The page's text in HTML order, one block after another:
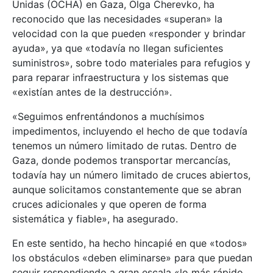
Unidas (OCHA) en Gaza, Olga Cherevko, ha
reconocido que las necesidades «superan» la
velocidad con la que pueden «responder y brindar
ayuda», ya que «todavía no llegan suficientes
suministros», sobre todo materiales para refugios y
para reparar infraestructura y los sistemas que
«existían antes de la destrucción».
«Seguimos enfrentándonos a muchísimos
impedimentos, incluyendo el hecho de que todavía
tenemos un número limitado de rutas. Dentro de
Gaza, donde podemos transportar mercancías,
todavía hay un número limitado de cruces abiertos,
aunque solicitamos constantemente que se abran
cruces adicionales y que operen de forma
sistemática y fiable», ha asegurado.
En este sentido, ha hecho hincapié en que «todos»
los obstáculos «deben eliminarse» para que puedan